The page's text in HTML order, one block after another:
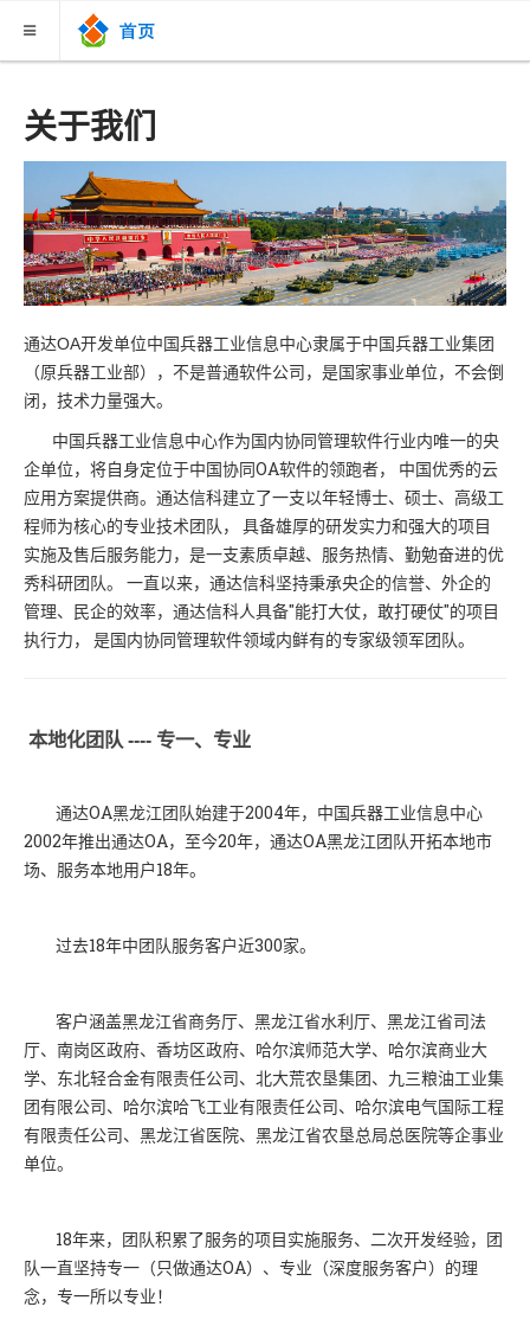
关于我们
新闻联播
案例故事
下载中心
联系购买
知识库
V13版视频教程
关于我们
通达OA开发单位中国兵器工业信息中心隶属于中国兵器工业集团
（原兵器工业部），不是普通软件公司，是国家事业单位，不会倒
闭，技术力量强大。
中国兵器工业信息中心作为国内协同管理软件行业内唯一的央
企单位，将自身定位于中国协同OA软件的领跑者， 中国优秀的云
应用方案提供商。通达信科建立了一支以年轻博士、硕士、高级工
程师为核心的专业技术团队， 具备雄厚的研发实力和强大的项目
实施及售后服务能力，是一支素质卓越、服务热情、勤勉奋进的优
秀科研团队。 一直以来，通达信科坚持秉承央企的信誉、外企的
管理、民企的效率，通达信科人具备"能打大仗，敢打硬仗"的项目
执行力， 是国内协同管理软件领域内鲜有的专家级领军团队。
本地化团队 ---- 专一、专业
通达OA黑龙江团队始建于2004年，中国兵器工业信息中心
2002年推出通达OA，至今20年，通达OA黑龙江团队开拓本地市
场、服务本地用户18年。
过去18年中团队服务客户近300家。
客户涵盖黑龙江省商务厅、黑龙江省水利厅、黑龙江省司法
厅、南岗区政府、香坊区政府、哈尔滨师范大学、哈尔滨商业大
学、东北轻合金有限责任公司、北大荒农垦集团、九三粮油工业集
团有限公司、哈尔滨哈飞工业有限责任公司、哈尔滨电气国际工程
有限责任公司、黑龙江省医院、黑龙江省农垦总局总医院等企事业
单位。
18年来，团队积累了服务的项目实施服务、二次开发经验，团
队一直坚持专一（只做通达OA）、专业（深度服务客户）的理
念，专一所以专业！